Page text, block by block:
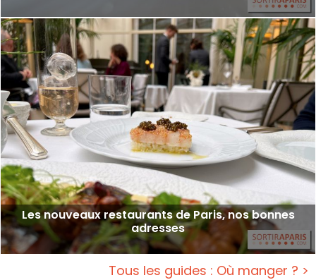
Les nouveaux restaurants de Paris, nos bonnes
adresses
Tous les guides : Où manger ? >